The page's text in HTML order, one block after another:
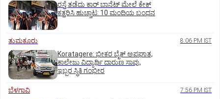
ರಸ್ತೆ ತಡೆದು ಕಾರ್ ಬಾನೆಟ್ ಮೇಲೆ ಕೇಕ್
ಕತ್ತರಿಸಿ ಹುಚ್ಚಾಟ: 10 ಮಂದಿಯ ಬಂಧನ
ತುಮಕೂರು 8:06 PM IST
Koratagere: ಭೀಕರ ಬೈಕ್ ಅಪಘಾತ,
ಕಾಲೇಜು ವಿದ್ಯಾರ್ಥಿ ದಾರುಣ ಸಾವು,
ಇಬ್ಬರ ಸ್ಥಿತಿ ಗಂಭೀರ
ಬೆಳಗಾವಿ 7:56 PM IST